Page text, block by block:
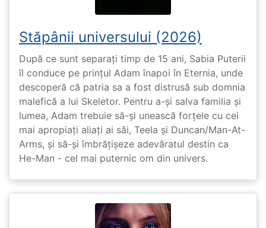
Stăpânii universului (2026)
După ce sunt separați timp de 15 ani, Sabia Puterii
îl conduce pe prințul Adam înapoi în Eternia, unde
descoperă că patria sa a fost distrusă sub domnia
malefică a lui Skeletor. Pentru a-și salva familia și
lumea, Adam trebuie să-și unească forțele cu cei
mai apropiați aliați ai săi, Teela și Duncan/Man-At-
Arms, și să-și îmbrățișeze adevăratul destin ca
He-Man - cel mai puternic om din univers.